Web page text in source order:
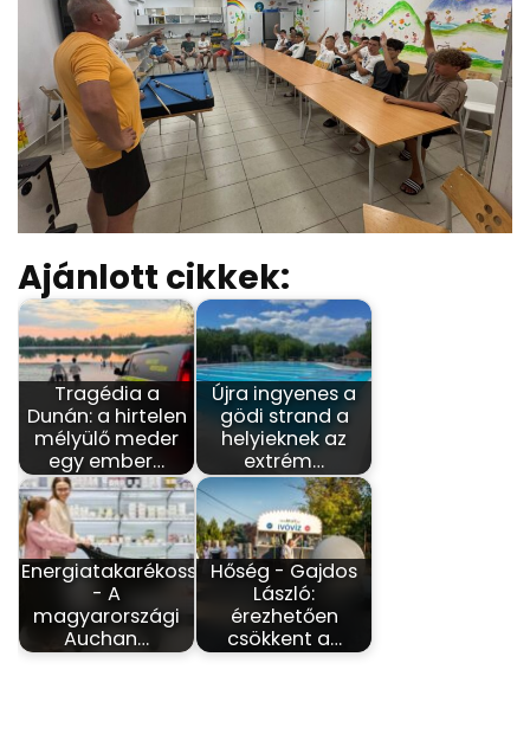
Ajánlott cikkek:
Tragédia a
Dunán: a hirtelen
mélyülő meder
egy ember…
Újra ingyenes a
gödi strand a
helyieknek az
extrém…
Energiatakarékosság
- A
magyarországi
Auchan…
Hőség - Gajdos
László:
érezhetően
csökkent a…